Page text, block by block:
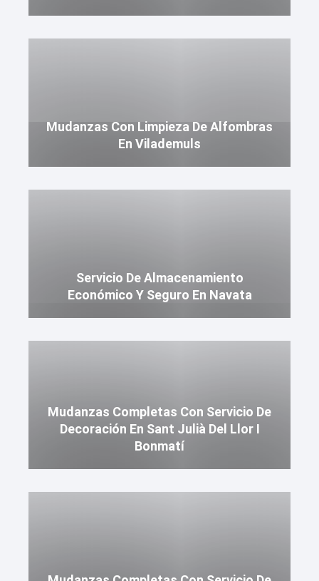
Mudanzas Con Limpieza De Alfombras
En Vilademuls
Servicio De Almacenamiento
Económico Y Seguro En Navata
Mudanzas Completas Con Servicio De
Decoración En Sant Julià Del Llor I
Bonmatí